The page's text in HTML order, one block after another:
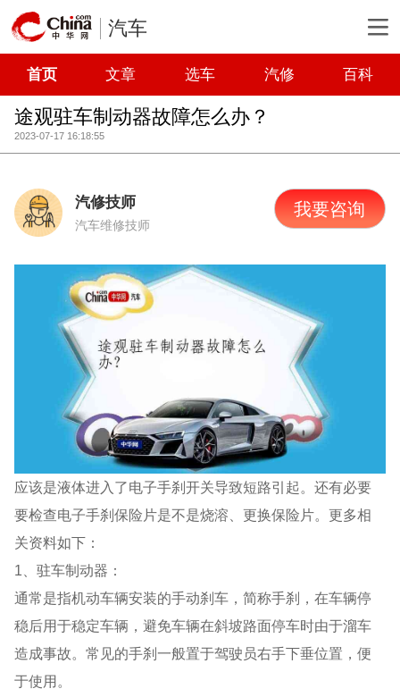
汽车
首页 文章 选车 汽修 百科
途观驻车制动器故障怎么办？
2023-07-17 16:18:55
汽修技师
汽车维修技师
我要咨询
应该是液体进入了电子手刹开关导致短路引起。还有必要
要检查电子手刹保险片是不是烧溶、更换保险片。更多相
关资料如下：
1、驻车制动器：
通常是指机动车辆安装的手动刹车，简称手刹，在车辆停
稳后用于稳定车辆，避免车辆在斜坡路面停车时由于溜车
造成事故。常见的手刹一般置于驾驶员右手下垂位置，便
于使用。